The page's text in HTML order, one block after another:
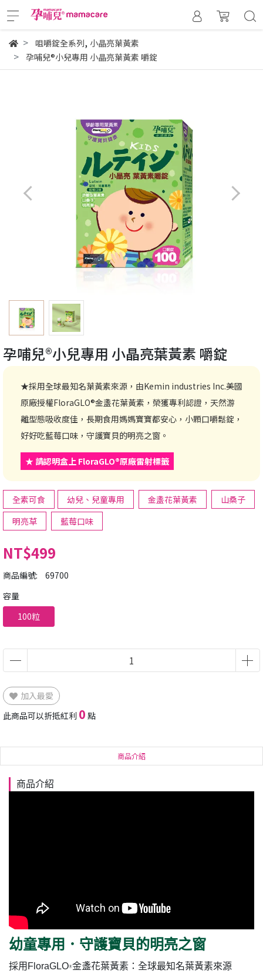
咀嚼錠全系列, 小晶亮葉黃素
孕哺兒®小兒專用 小晶亮葉黃素 嚼錠
孕哺兒®小兒專用 小晶亮葉黃素 嚼錠
★採用全球最知名葉黃素來源，由Kemin industries Inc.美國
原廠授權FloraGLO®金盞花葉黃素，榮獲專利認證，天然游
離型態吸收度佳，長期食用媽媽寶寶都安心，小顆口嚼鬆錠，
好好吃藍莓口味，守護寶貝的明亮之窗。
★ 請認明盒上 FloraGLO®原廠雷射標籤
全素可食 幼兒、兒童專用 金盞花葉黃素
山桑子
明亮草
藍莓口味
NT$499
商品編號:
69700
容量
100粒
加入最愛
此商品可以折抵紅利 0 點
商品介紹
商品介紹
幼童專用．守護寶貝的明亮之窗
採用FloraGLOⓇ金盞花葉黃素：全球最知名葉黃素來源